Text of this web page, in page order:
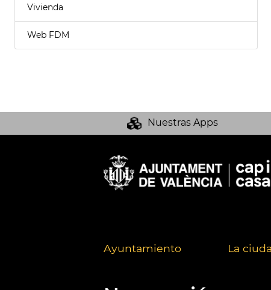
Vivienda
Web FDM
Nuestras Apps
Ayuntamiento La